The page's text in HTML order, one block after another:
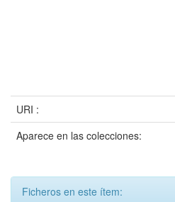
URI :
Aparece en las colecciones:
Ficheros en este ítem: